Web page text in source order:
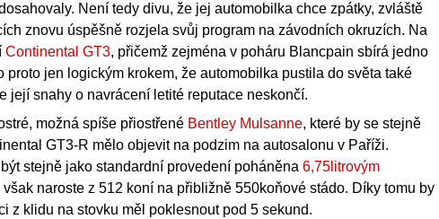
Není tedy divu, že jej automobilka chce zpátky, zvláště
znovu úspěšně rozjela svůj program na závodních okruzích. Na
Continental GT3, přičemž zejména v poháru Blancpain sbírá jedno
proto jen logickým krokem, že automobilka pustila do světa také
její snahy o navrácení letité reputace neskončí.
možná spíše přiostřené Bentley Mulsanne, které by se stejně
GT3-R mělo objevit na podzim na autosalonu v Paříži.
stejně jako standardní provedení poháněna 6,75litrovým
však naroste z 512 koní na přibližně 550koňové stádo. Díky tomu by
z klidu na stovku měl poklesnout pod 5 sekund.